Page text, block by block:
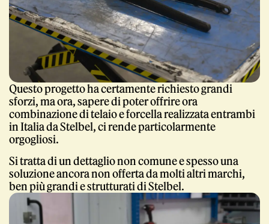
Questo progetto ha certamente richiesto grandi
sforzi, ma ora, sapere di poter offrire ora
combinazione di telaio e forcella realizzata entrambi
in Italia da Stelbel, ci rende particolarmente
orgogliosi.
Si tratta di un dettaglio non comune e spesso una
soluzione ancora non offerta da molti altri marchi,
ben più grandi e strutturati di Stelbel.